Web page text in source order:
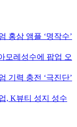
홍삼 앰플 ‘명작수’
모레성수에 팝업 오
기력 충전 ‘극진단’
, K뷰티 성지 성수